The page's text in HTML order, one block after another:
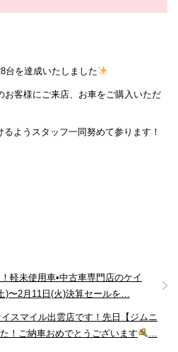
台を達成いたしました
お客様にご来店、お車をご購入いただ
ようスタッフ一同努めて参ります！
未使用車•中古車専門店のケイ
)〜2月11日(火)決算セールを…
スマイル出雲店です！先日【ジムニ
！ご納車おめでとうございます